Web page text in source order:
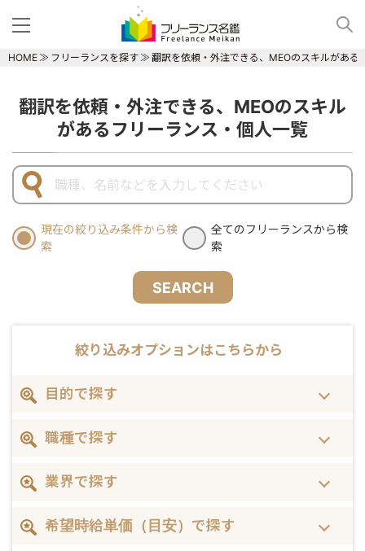
HOME フリーランスを探す 翻訳を依頼・外注できる、MEOのスキルがある
翻訳を依頼・外注できる、MEOのスキル
があるフリーランス・個人一覧
現在の絞り込み条件から検
索
全てのフリーランスから検
索
SEARCH
絞り込みオプションはこちらから
目的で探す
職種で探す
業界で探す
希望時給単価（目安）で探す